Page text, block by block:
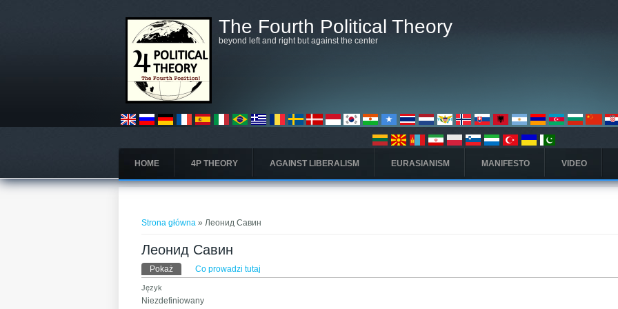
The Fourth Political Theory
beyond left and right but against the center
HOME 4P THEORY AGAINST LIBERALISM EURASIANISM MANIFESTO VIDEO
Strona główna » Леонид Савин
Леонид Савин
Karty podstawowe
Pokaż (aktywna karta)
Co prowadzi tutaj
Język
Niezdefiniowany